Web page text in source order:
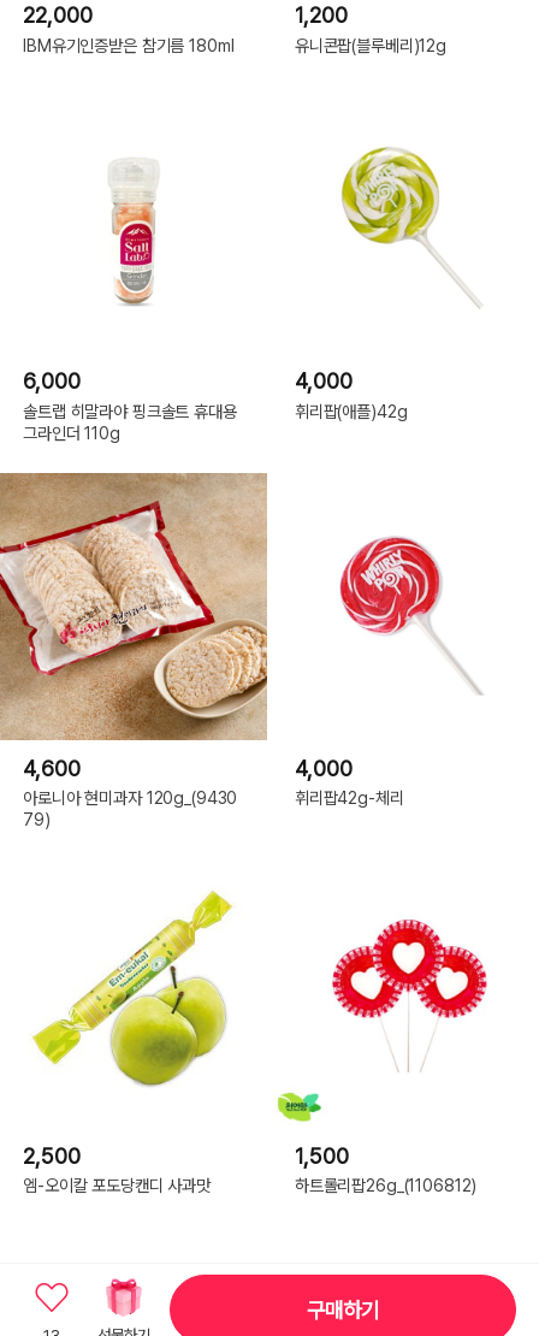
22,000
IBM유기인증받은 참기름 180ml
1,200
유니콘팝(블루베리)12g
6,000
솔트랩 히말라야 핑크솔트 휴대용
그라인더 110g
4,000
휘리팝(애플)42g
4,600
아로니아 현미과자 120g_(9430
79)
4,000
휘리팝42g-체리
2,500
엠-오이칼 포도당캔디 사과맛
1,500
하트롤리팝26g_(1106812)
구매하기